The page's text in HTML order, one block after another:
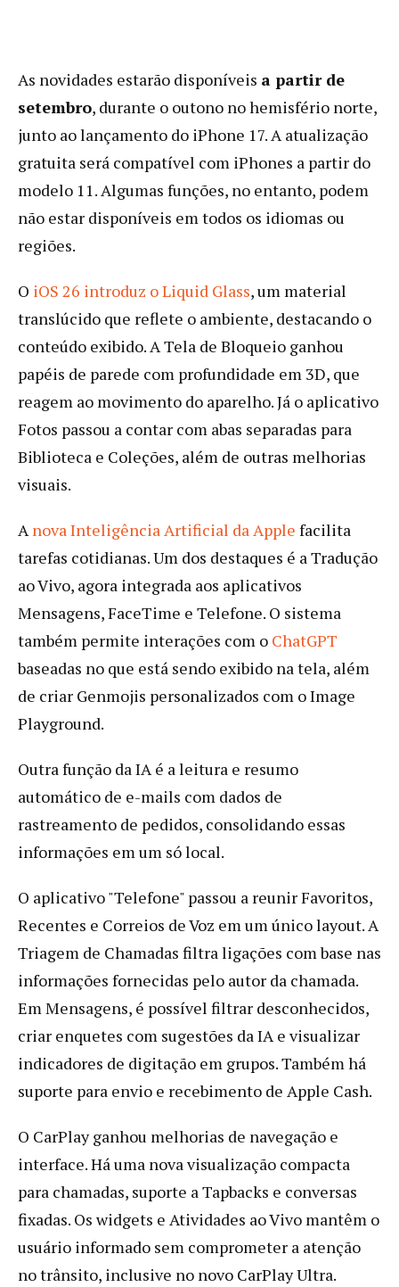
As novidades estarão disponíveis a partir de
setembro, durante o outono no hemisfério norte,
junto ao lançamento do iPhone 17. A atualização
gratuita será compatível com iPhones a partir do
modelo 11. Algumas funções, no entanto, podem
não estar disponíveis em todos os idiomas ou
regiões.
O iOS 26 introduz o Liquid Glass, um material
translúcido que reflete o ambiente, destacando o
conteúdo exibido. A Tela de Bloqueio ganhou
papéis de parede com profundidade em 3D, que
reagem ao movimento do aparelho. Já o aplicativo
Fotos passou a contar com abas separadas para
Biblioteca e Coleções, além de outras melhorias
visuais.
Anova Inteligência Artificial da Apple facilita
tarefas cotidianas. Um dos destaques é a Tradução
ao Vivo, agora integrada aos aplicativos
Mensagens, FaceTime e Telefone. O sistema
também permite interações com o ChatGPT
baseadas no que está sendo exibido na tela, além
de criar Genmojis personalizados com o Image
Playground.
Outra função da IA é a leitura e resumo
automático de e-mails com dados de
rastreamento de pedidos, consolidando essas
informações em um só local.
O aplicativo "Telefone" passou a reunir Favoritos,
Recentes e Correios de Voz em um único layout. A
Triagem de Chamadas filtra ligações com base nas
informações fornecidas pelo autor da chamada.
Em Mensagens, é possível filtrar desconhecidos,
criar enquetes com sugestões da IA e visualizar
indicadores de digitação em grupos. Também há
suporte para envio e recebimento de Apple Cash.
O CarPlay ganhou melhorias de navegação e
interface. Há uma nova visualização compacta
para chamadas, suporte a Tapbacks e conversas
fixadas. Os widgets e Atividades ao Vivo mantêm o
usuário informado sem comprometer a atenção
no trânsito, inclusive no novo CarPlay Ultra.